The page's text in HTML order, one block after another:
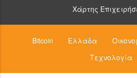
Χάρτης
Bitcoin Ελλάδα
Τεχνολογία